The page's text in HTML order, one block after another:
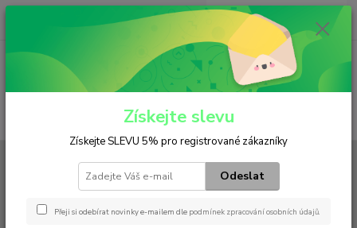
(Po-Pá, 6:30-15 hod.)
ks
0 Kč
P 917 x
Získejte slevu
Získejte SLEVU 5% pro registrované zákazníky
Odeslat
Přeji si odebírat novinky e-mailem dle podmínek zpracování osobních údajů.